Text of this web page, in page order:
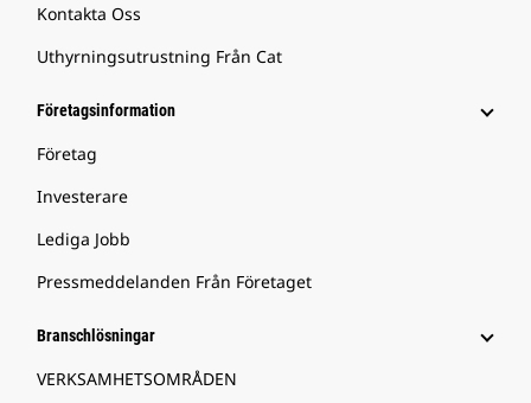
Kontakta Oss
Uthyrningsutrustning Från Cat
Företagsinformation
Företag
Investerare
Lediga Jobb
Pressmeddelanden Från Företaget
Branschlösningar
VERKSAMHETSOMRÅDEN